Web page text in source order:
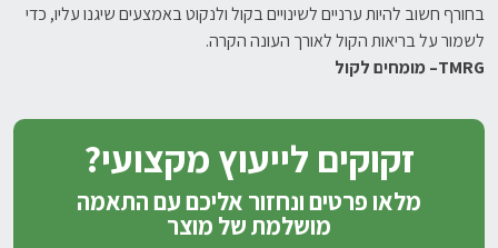
בחורף חשוב להיות ערניים לשינויים בקול ולנקוט באמצעים שיגנו עליו, כדי
לשמור על בריאות הקול לאורך העונה הקרה.
TMRG– מומחים לקול
זקוקים לייעוץ מקצועי?
מלאו פרטים ונחזור אליכם עם התאמה
מושלמת של מוצר